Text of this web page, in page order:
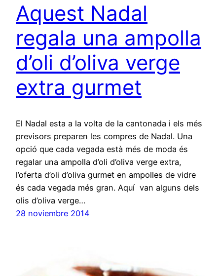
Aquest Nadal
regala una ampolla
d’oli d’oliva verge
extra gurmet
El Nadal esta a la volta de la cantonada i els més
previsors preparen les compres de Nadal. Una
opció que cada vegada està més de moda és
regalar una ampolla d’oli d’oliva verge extra,
l’oferta d’oli d’oliva gurmet en ampolles de vidre
és cada vegada més gran. Aquí van alguns dels
olis d’oliva verge…
28 noviembre 2014